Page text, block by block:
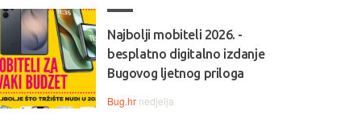
Najbolji mobiteli 2026. -
besplatno digitalno izdanje
Bugovog ljetnog priloga
Bug.hr nedjelja